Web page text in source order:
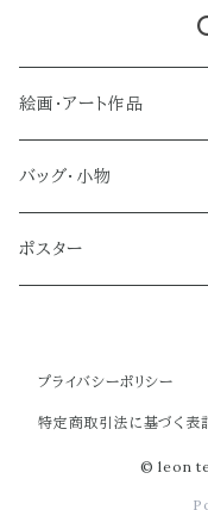
絵画・アート作品
大型作品
ノーマルサイズ（約Ａ２サイ
スモールサイズ
バッグ・小物
トートバッグ
ショルダーバッグ
ポスター
プライバシーポリシー
特定商取引法に基づく表
© leon